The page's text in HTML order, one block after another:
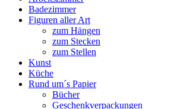
Badezimmer
Figuren aller Art
zum Hängen
zum Stecken
zum Stellen
Kunst
Küche
Rund um´s Papier
Bücher
Geschenkverpackungen